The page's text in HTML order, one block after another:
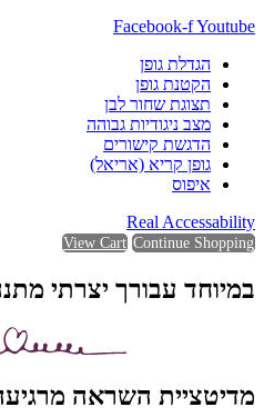
Facebook-fYoutube
הגדלת גופן
הקטנת גופן
תצוגת שחור לבן
מצב ניגודיות גבוהה
הדגשת קישורים
גופן קריא (אריאל)
איפוס
Real Accessability
View Cart Continue Shopping
במיוחד עבורך יצרתי
מדיטציית השראה